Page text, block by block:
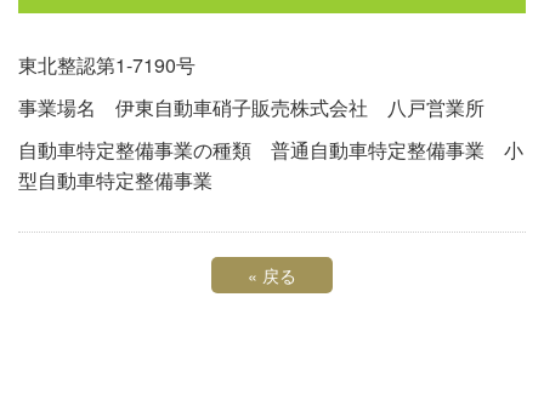
東北整認第1-7190号
事業場名 伊東自動車硝子販売株式会社 八戸営業所
自動車特定整備事業の種類 普通自動車特定整備事業 小
型自動車特定整備事業
« 戻る